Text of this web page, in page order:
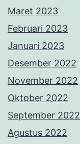
Maret 2023
Februari 2023
Januari 2023
Desember 2022
November 2022
Oktober 2022
September 2022
Agustus 2022